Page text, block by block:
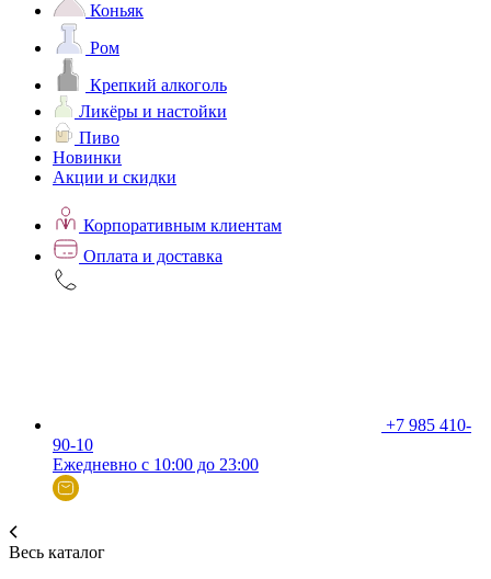
Коньяк
Ром
Крепкий алкоголь
Ликёры и настойки
Пиво
Новинки
Акции и скидки
Корпоративным клиентам
Оплата и доставка
+7 985 410-
90-10
Ежедневно с 10:00 до 23:00
Весь каталог